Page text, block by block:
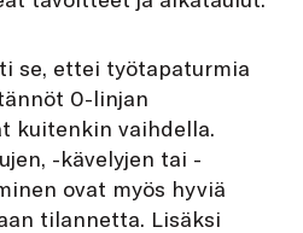
se, ettei työtapaturmia
0-linjan
kuitenkin vaihdella.
-kävelyjen tai -
ovat myös hyviä
tilannetta. Lisäksi